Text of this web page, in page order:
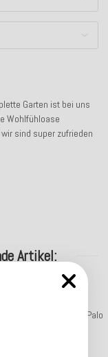
Garten ist bei uns
Wohlfühloase
sind super zufrieden
Artikel:
in
H.O.C.K.